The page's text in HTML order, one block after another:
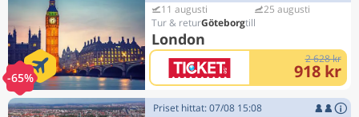
-65%
11 augusti
Göteborg
London
25 augusti
2 628 kr
918 kr
Priset hittat: 07/08 15:08